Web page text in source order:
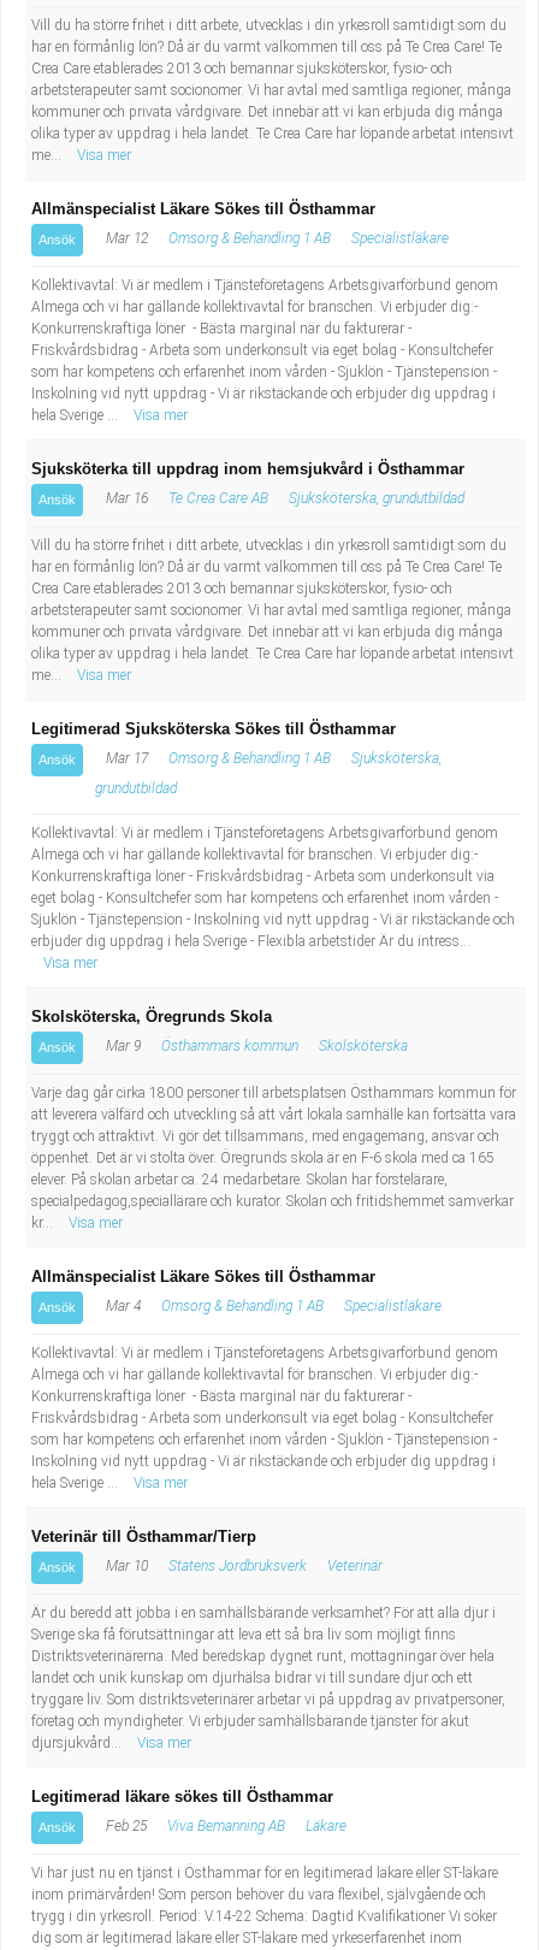
Vill du ha större frihet i ditt arbete, utvecklas i din yrkesroll samtidigt som du
har en förmånlig lön? Då är du varmt välkommen till oss på Te Crea Care! Te
Crea Care etablerades 2013 och bemannar sjuksköterskor, fysio- och
arbetsterapeuter samt socionomer. Vi har avtal med samtliga regioner, många
kommuner och privata vårdgivare. Det innebär att vi kan erbjuda dig många
olika typer av uppdrag i hela landet. Te Crea Care har löpande arbetat intensivt
me...
Visa mer
Allmänspecialist Läkare Sökes till Östhammar
Ansök Mar 12 Omsorg & Behandling 1 AB Specialistläkare
Kollektivavtal: Vi är medlem i Tjänsteföretagens Arbetsgivarförbund genom
Almega och vi har gällande kollektivavtal för branschen. Vi erbjuder dig:-
Konkurrenskraftiga löner - Bästa marginal när du fakturerar -
Friskvårdsbidrag - Arbeta som underkonsult via eget bolag - Konsultchefer
som har kompetens och erfarenhet inom vården - Sjuklön - Tjänstepension -
Inskolning vid nytt uppdrag - Vi är rikstäckande och erbjuder dig uppdrag i
hela Sverige ...
Visa mer
Sjuksköterka till uppdrag inom hemsjukvård i Östhammar
Ansök Mar 16 Te Crea Care AB Sjuksköterska, grundutbildad
Vill du ha större frihet i ditt arbete, utvecklas i din yrkesroll samtidigt som du
har en förmånlig lön? Då är du varmt välkommen till oss på Te Crea Care! Te
Crea Care etablerades 2013 och bemannar sjuksköterskor, fysio- och
arbetsterapeuter samt socionomer. Vi har avtal med samtliga regioner, många
kommuner och privata vårdgivare. Det innebär att vi kan erbjuda dig många
olika typer av uppdrag i hela landet. Te Crea Care har löpande arbetat intensivt
me...
Visa mer
Legitimerad Sjuksköterska Sökes till Östhammar
Ansök Mar 17 Omsorg & Behandling 1 AB
Sjuksköterska,
grundutbildad
Kollektivavtal: Vi är medlem i Tjänsteföretagens Arbetsgivarförbund genom
Almega och vi har gällande kollektivavtal för branschen. Vi erbjuder dig:-
Konkurrenskraftiga löner - Friskvårdsbidrag - Arbeta som underkonsult via
eget bolag - Konsultchefer som har kompetens och erfarenhet inom vården -
Sjuklön - Tjänstepension - Inskolning vid nytt uppdrag - Vi är rikstäckande och
erbjuder dig uppdrag i hela Sverige - Flexibla arbetstider Är du intress...
Visa mer
Skolsköterska, Öregrunds Skola
Ansök Mar 9 Östhammars kommun Skolsköterska
Varje dag går cirka 1800 personer till arbetsplatsen Östhammars kommun för
att leverera välfärd och utveckling så att vårt lokala samhälle kan fortsätta vara
tryggt och attraktivt. Vi gör det tillsammans, med engagemang, ansvar och
öppenhet. Det är vi stolta över. Öregrunds skola är en F-6 skola med ca 165
elever. På skolan arbetar ca. 24 medarbetare. Skolan har förstelärare,
specialpedagog,speciallärare och kurator. Skolan och fritidshemmet samverkar
kr...
Visa mer
Allmänspecialist Läkare Sökes till Östhammar
Ansök Mar 4 Omsorg & Behandling 1 AB Specialistläkare
Kollektivavtal: Vi är medlem i Tjänsteföretagens Arbetsgivarförbund genom
Almega och vi har gällande kollektivavtal för branschen. Vi erbjuder dig:-
Konkurrenskraftiga löner - Bästa marginal när du fakturerar -
Friskvårdsbidrag - Arbeta som underkonsult via eget bolag - Konsultchefer
som har kompetens och erfarenhet inom vården - Sjuklön - Tjänstepension -
Inskolning vid nytt uppdrag - Vi är rikstäckande och erbjuder dig uppdrag i
hela Sverige ...
Visa mer
Veterinär till Östhammar/Tierp
Ansök Mar 10 Statens Jordbruksverk Veterinär
Är du beredd att jobba i en samhällsbärande verksamhet? För att alla djur i
Sverige ska få förutsättningar att leva ett så bra liv som möjligt finns
Distriktsveterinärerna. Med beredskap dygnet runt, mottagningar över hela
landet och unik kunskap om djurhälsa bidrar vi till sundare djur och ett
tryggare liv. Som distriktsveterinärer arbetar vi på uppdrag av privatpersoner,
företag och myndigheter. Vi erbjuder samhällsbärande tjänster för akut
djursjukvård...
Visa mer
Legitimerad läkare sökes till Östhammar
Ansök Feb 25 Viva Bemanning AB Läkare
Vi har just nu en tjänst i Östhammar för en legitimerad läkare eller ST-läkare
inom primärvården! Som person behöver du vara flexibel, självgående och
trygg i din yrkesroll. Period: V.14-22 Schema: Dagtid Kvalifikationer Vi söker
dig som är legitimerad läkare eller ST-läkare med yrkeserfarenhet inom